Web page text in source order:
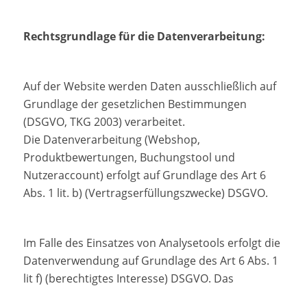
Rechtsgrundlage für die Datenverarbeitung:
Auf der Website werden Daten ausschließlich auf
Grundlage der gesetzlichen Bestimmungen
(DSGVO, TKG 2003) verarbeitet.
Die Datenverarbeitung (Webshop,
Produktbewertungen, Buchungstool und
Nutzeraccount) erfolgt auf Grundlage des Art 6
Abs. 1 lit. b) (Vertragserfüllungszwecke) DSGVO.
Im Falle des Einsatzes von Analysetools erfolgt die
Datenverwendung auf Grundlage des Art 6 Abs. 1
lit f) (berechtigtes Interesse) DSGVO. Das